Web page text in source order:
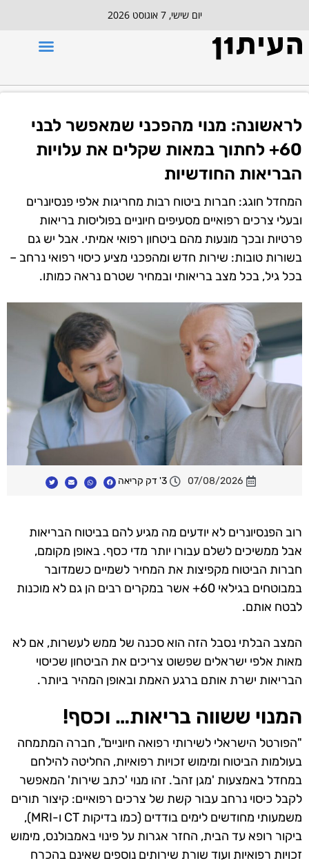
יום שישי, 7 אוגוסט 2026
לראשונה: מנוי מהפכני שמאפשר לבני
60+ לחתוך במאות שקלים את עלויות
הבריאות החודשיות
המחדל חוגג: חברות ביטוח רבות מחריגות אלפי פנסיונרים
ובעלי צרכים רפואיים מסעיפים חיוניים בפוליסות בריאות
פרטיות ובכך מונעות מהם ביטחון רפואי אמיתי. אבל יש גם
בשורות טובות: שירות חדש ומהפכני מציע כיסוי רפואי נרחב –
בכל גיל, בכל מצב בריאותי ובמחיר שטרם נראה כמותו.
07/08/2026 3' דק קריאה
רוב הפנסיונרים לא יודעים מה מגיע להם בביטוח הבריאות
אבל ממשיכים לשלם עבורו יותר מדי כסף. באופן מקומם,
חברות הביטוח מקפיצות את המחיר לשמיים כשמדובר
במבוטחים בגילאי 60+ אשר במקרים רבים הן גם לא מוכנות
לבטח אותם.
המצב הבלתי נסבל הזה הוא סכנה של ממש לעשרות, אם לא
מאות אלפי ישראלים שפשוט צריכים את הביטחון שכיסוי
הבריאות ישרת אותם ברגע האמת ובאופן המהיר ביותר.
המנוי ששווה בריאות… וכסף!
"הפורטל הישראלי לשירותי רפואה חיוניים", חברה המתמחה
בעולמות הביטוח ומימוש זכויות רפואיות, החליטה להילחם
במחדל באמצעות 'מגן זהב'. זהו מנוי 'כתב שירות' המאפשר
לקבל כיסוי נרחב עבור קשת של צרכים רפואיים: קיצור תורים
משמעותי מחודשים לימים בודדים (כמו בדיקות CT ו-MRI),
ביקור רופא עד הבית, החזר אגרות על פינוי באמבולנס, מימוש
זכויות רפואיות ועוד שורת שירותים נוספים שאינם בהכרח